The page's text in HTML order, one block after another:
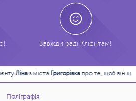
Завжди раді Клієнтам!
Ліназ містаГригорівкапро те, щоб він ще
Поліграфія